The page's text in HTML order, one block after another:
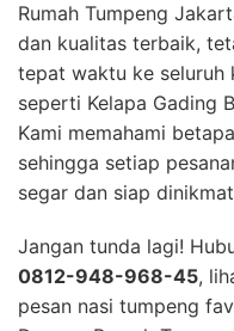
Rumah Tumpeng
dan kualitas terbaik,
tepat waktu ke seluruh
seperti Kelapa Gading
Kami memahami
sehingga setiap
segar dan siap
Jangan tunda lagi!
0812-948-968-45,
pesan nasi tumpeng